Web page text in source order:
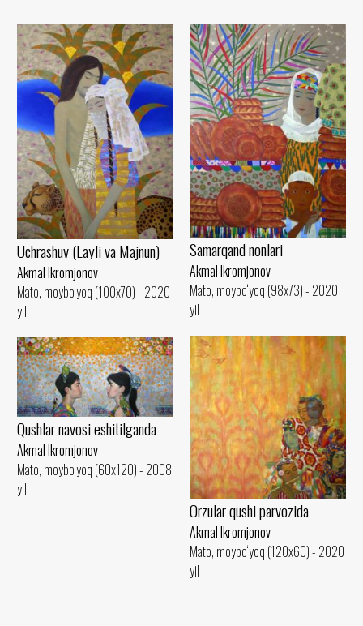
Uchrashuv (Layli va Majnun)
Akmal Ikromjonov
Mato, moybo‘yoq (100x70) - 2020
yil
Samarqand nonlari
Akmal Ikromjonov
Mato, moybo‘yoq (98x73) - 2020
yil
Orzular qushi parvozida
Akmal Ikromjonov
Mato, moybo‘yoq (120x60) - 2020
yil
Qushlar navosi eshitilganda
Akmal Ikromjonov
Mato, moybo‘yoq (60x120) - 2008
yil